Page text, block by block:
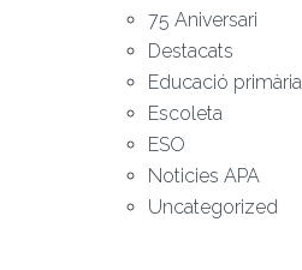
75 Aniversari
Destacats
Educació primària
Escoleta
ESO
Noticies APA
Uncategorized